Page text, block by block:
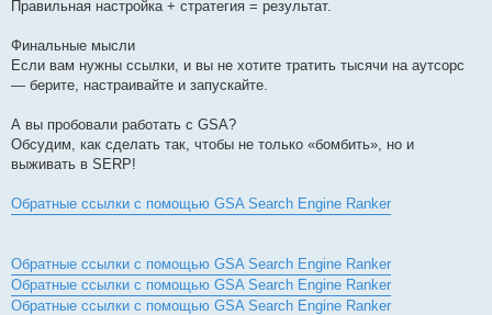
Правильная настройка + стратегия = результат.
Финальные мысли
Если вам нужны ссылки, и вы не хотите тратить тысячи на аутсорс
— берите, настраивайте и запускайте.
А вы пробовали работать с GSA?
Обсудим, как сделать так, чтобы не только «бомбить», но и
выживать в SERP!
Обратные ссылки с помощью GSA Search Engine Ranker
Обратные ссылки с помощью GSA Search Engine Ranker
Обратные ссылки с помощью GSA Search Engine Ranker
Обратные ссылки с помощью GSA Search Engine Ranker